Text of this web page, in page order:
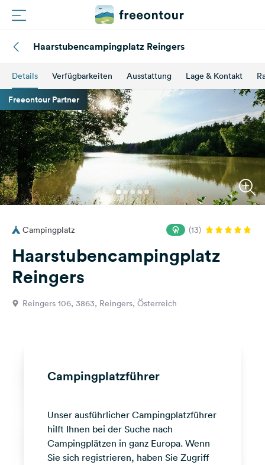
Plätze
Magazin
Partner
Registrieren
Einloggen
Fragen &
Feedback
Sprache:
Deutsch
Facebook
Instagram
Haarstubencampingplatz Reingers
Details Verfügbarkeiten Ausstattung Lage & Kontakt
Freeontour Partner
Campingplatz (13)
Haarstubencampingplatz
Reingers
Reingers 106, 3863, Reingers, Österreich
Campingplatzführer
Unser ausführlicher Campingplatzführer
hilft Ihnen bei der Suche nach
Campingplätzen in ganz Europa. Wenn
Sie sich registrieren, haben Sie Zugriff